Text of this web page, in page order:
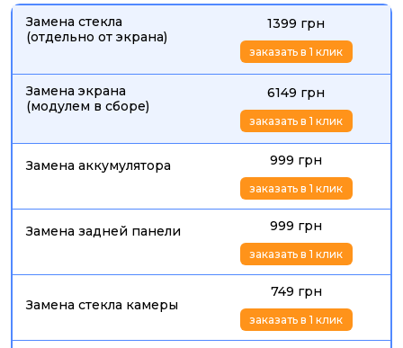
Замена стекла
(отдельно от экрана)
1399 грн
заказать в 1 клик
Замена экрана
(модулем в сборе)
6149 грн
заказать в 1 клик
Замена аккумулятора 999 грн
заказать в 1 клик
Замена задней панели 999 грн
заказать в 1 клик
Замена стекла камеры
749 грн
заказать в 1 клик